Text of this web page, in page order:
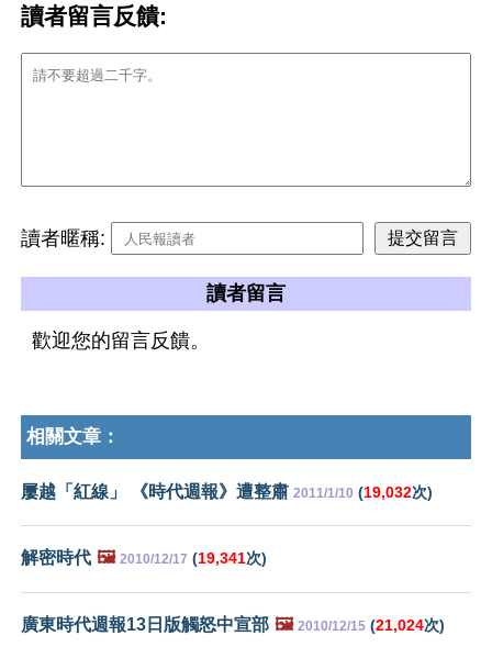
讀者留言反饋:
讀者暱稱:
讀者留言
歡迎您的留言反饋。
相關文章：
屢越「紅線」 《時代週報》遭整肅 2011/1/10 (19,032次)
解密時代 🖼️ 2010/12/17 (19,341次)
廣東時代週報13日版觸怒中宣部 🖼️ 2010/12/15 (21,024次)